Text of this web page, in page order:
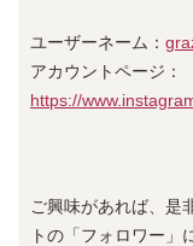
ユーザーネーム：
アカウントページ：
https://
ご興味があれば、是
トの「フォロワー」